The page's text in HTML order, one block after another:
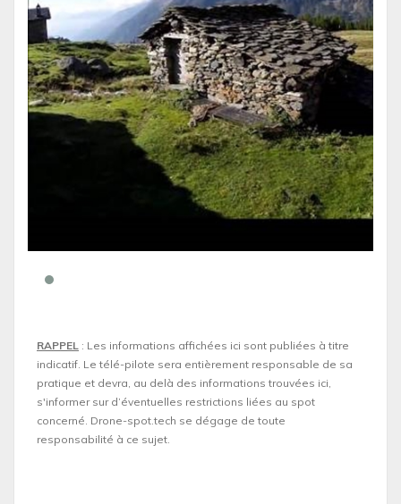
RAPPEL : Les informations affichées ici sont publiées à titre
indicatif. Le télé-pilote sera entièrement responsable de sa
pratique et devra, au delà des informations trouvées ici,
s'informer sur d’éventuelles restrictions liées au spot
concerné. Drone-spot.tech se dégage de toute
responsabilité à ce sujet.